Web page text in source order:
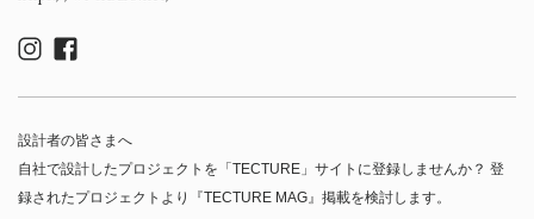
設計者の皆さまへ
自社で設計したプロジェクトを「TECTURE」サイトに登録しませんか？ 登
録されたプロジェクトより『TECTURE MAG』掲載を検討します。